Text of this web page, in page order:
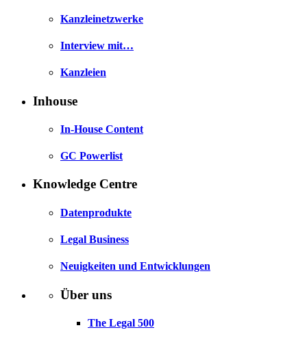
Kanzleinetzwerke
Interview mit…
Kanzleien
Inhouse
In-House Content
GC Powerlist
Knowledge Centre
Datenprodukte
Legal Business
Neuigkeiten und Entwicklungen
Über uns
The Legal 500